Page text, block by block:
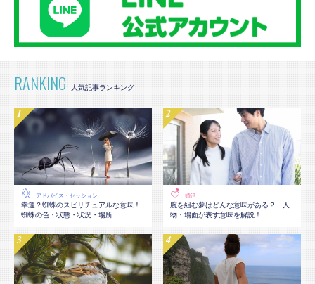
RANKING
アドバイス・セッション
幸運？蜘蛛のスピリチュアルな意味！
蜘蛛の色・状態・状況・場所...
婚活
腕を組む夢はどんな意味がある？ 人
物・場面が表す意味を解説！...